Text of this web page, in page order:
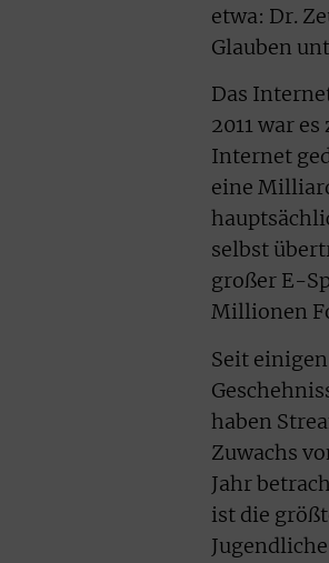
etwa: Dr.
Glauben
Das
2011 war
Internet
eine
selbst
großer E-
Millionen
Seit
haben
Zuwachs
Jahr
ist die